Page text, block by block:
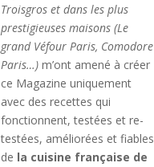
Troisgros et dans les plus
prestigieuses maisons (Le
grand Véfour Paris, Comodore
Paris…) m’ont amené à créer
ce Magazine uniquement
avec des recettes qui
fonctionnent, testées et re-
testées, améliorées et fiables
de la cuisine française de